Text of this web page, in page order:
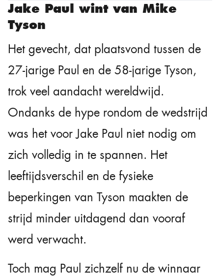
Jake Paul wint van Mike
Tyson
Het gevecht, dat plaatsvond tussen de
27-jarige Paul en de 58-jarige Tyson,
trok veel aandacht wereldwijd.
Ondanks de hype rondom de wedstrijd
was het voor Jake Paul niet nodig om
zich volledig in te spannen. Het
leeftijdsverschil en de fysieke
beperkingen van Tyson maakten de
strijd minder uitdagend dan vooraf
werd verwacht.
Toch mag Paul zichzelf nu de winnaar